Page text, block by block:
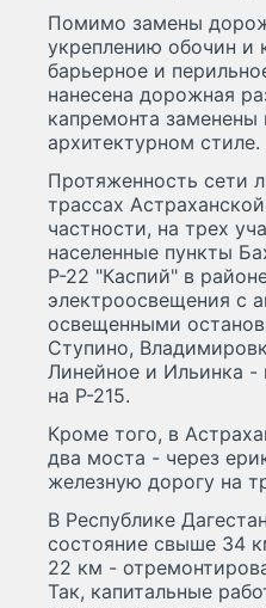
Помимо замены
укреплению обочин и
барьерное и
нанесена дорожная
капремонта
архитектурном стиле.
Протяженность сети
трассах
частности, на трех
населенные пункты
Р-22 "Каспий" в
электроосвещения с
освещенными
Ступино,
Линейное и Ильинка -
на Р-215.
Кроме того, в
два моста - через
железную дорогу на
В Республике
состояние свыше 34
22 км -
Так, капитальные